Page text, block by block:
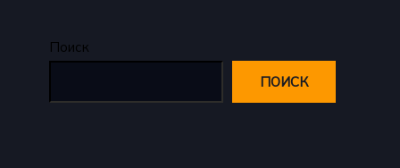
Поиск
ПОИСК